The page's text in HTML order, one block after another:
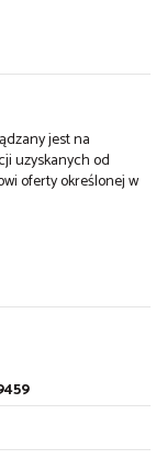
jest na
uzyskanych od
oferty określonej w